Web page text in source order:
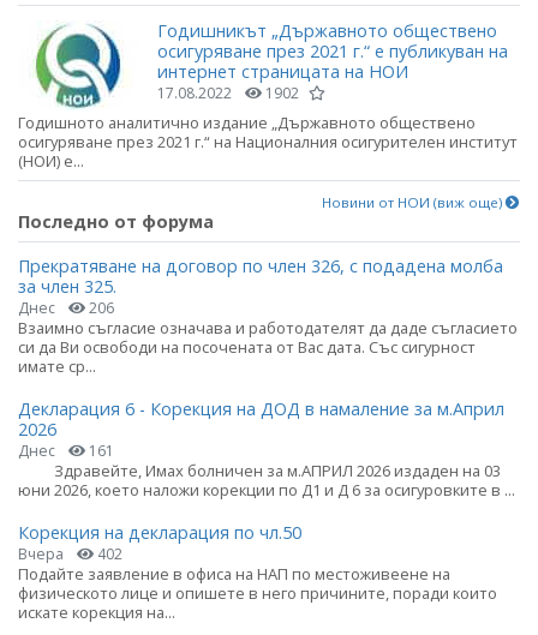
Годишникът „Държавното обществено
осигуряване през 2021 г.“ е публикуван на
интернет страницата на НОИ
17.08.2022 1902
Годишното аналитично издание „Държавното обществено
осигуряване през 2021 г.“ на Националния осигурителен институт
(НОИ) е...
Новини от НОИ (виж още)
Последно от форума
Прекратяване на договор по член 326, с подадена молба
за член 325.
Днес 206
Взаимно съгласие означава и работодателят да даде съгласието
си да Ви освободи на посочената от Вас дата. Със сигурност
имате ср...
Декларация 6 - Корекция на ДОД в намаление за м.Април
2026
Днес 161
Здравейте, Имах болничен за м.АПРИЛ 2026 издаден на 03
юни 2026, което наложи корекции по Д1 и Д 6 за осигуровките в ...
Корекция на декларация по чл.50
Вчера 402
Подайте заявление в офиса на НАП по местоживеене на
физическото лице и опишете в него причините, поради които
искате корекция на...